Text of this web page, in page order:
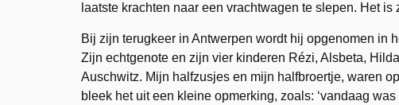
laatste krachten naar een vrachtwagen te slepen. Het is
Bij zijn terugkeer in Antwerpen wordt hij opgenomen in
Zijn echtgenote en zijn vier kinderen Rézi, Alsbeta,
Auschwitz. Mijn halfzusjes en mijn halfbroertje, waren
bleek het uit een kleine opmerking, zoals: ‘vandaag